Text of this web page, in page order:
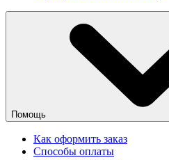
Помощь
Как оформить заказ
Способы оплаты